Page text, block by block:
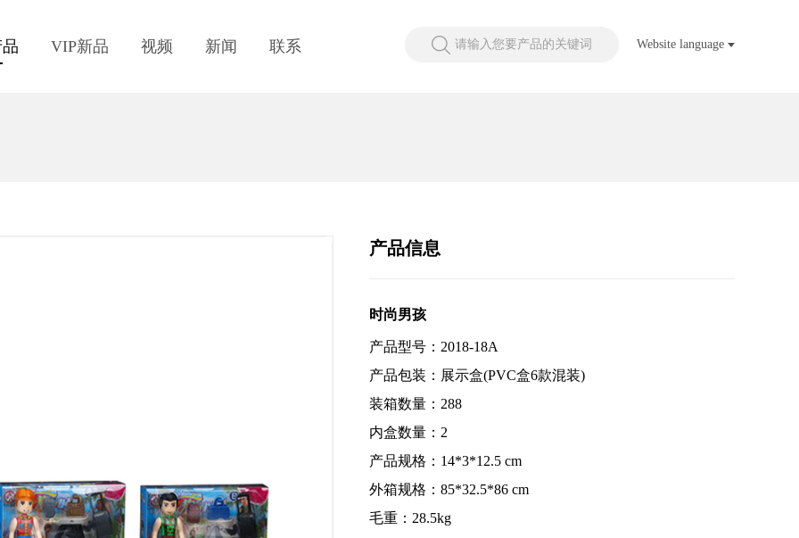
VIP新品 视频 新闻 联系 请输入您要产品的关键词 Website language
产品信息
时尚男孩
产品型号：2018-18A
产品包装：展示盒(PVC盒6款混装)
装箱数量：288
内盒数量：2
产品规格：14*3*12.5 cm
外箱规格：85*32.5*86 cm
毛重：28.5kg